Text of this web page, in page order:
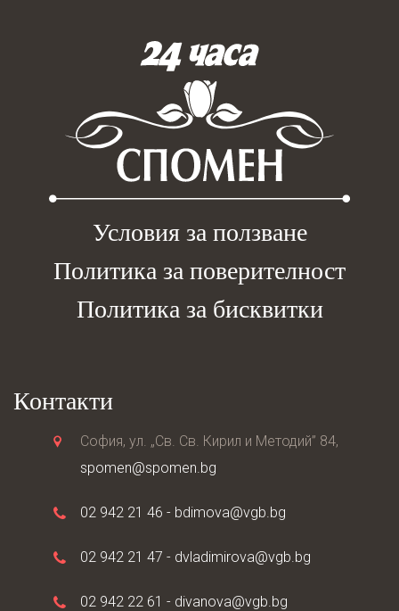
Условия за ползване
Политика за поверителност
Политика за бисквитки
Контакти
София, ул. „Св. Св. Кирил и Методий” 84,
spomen@spomen.bg
02 942 21 46 - bdimova@vgb.bg
02 942 21 47 - dvladimirova@vgb.bg
02 942 22 61 - divanova@vgb.bg